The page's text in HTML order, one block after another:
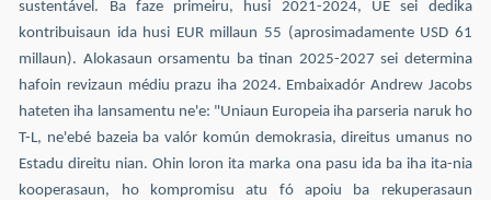
sustentável. Ba faze primeiru, husi 2021-2024, UE sei dedika
kontribuisaun ida husi EUR millaun 55 (aprosimadamente USD 61
millaun). Alokasaun orsamentu ba tinan 2025-2027 sei determina
hafoin revizaun médiu prazu iha 2024. Embaixadór Andrew Jacobs
hateten iha lansamentu ne'e: "Uniaun Europeia iha parseria naruk ho
T-L, ne'ebé bazeia ba valór komún demokrasia, direitus umanus no
Estadu direitu nian. Ohin loron ita marka ona pasu ida ba iha ita-nia
kooperasaun, ho kompromisu atu fó apoiu ba rekuperasaun